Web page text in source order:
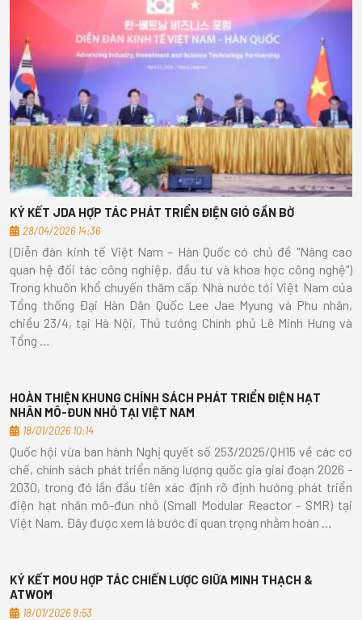
KÝ KẾT JDA HỢP TÁC PHÁT TRIỂN ĐIỆN GIÓ GẦN BỜ
28/04/2026 14:36
(Diễn đàn kinh tế Việt Nam – Hàn Quốc có chủ đề "Nâng cao
quan hệ đối tác công nghiệp, đầu tư và khoa học công nghệ")
Trong khuôn khổ chuyến thăm cấp Nhà nước tới Việt Nam của
Tổng thống Đại Hàn Dân Quốc Lee Jae Myung và Phu nhân,
chiều 23/4, tại Hà Nội, Thủ tướng Chính phủ Lê Minh Hưng và
Tổng …
HOÀN THIỆN KHUNG CHÍNH SÁCH PHÁT TRIỂN ĐIỆN HẠT
NHÂN MÔ-ĐUN NHỎ TẠI VIỆT NAM
18/01/2026 10:14
Quốc hội vừa ban hành Nghị quyết số 253/2025/QH15 về các cơ
chế, chính sách phát triển năng lượng quốc gia giai đoạn 2026 -
2030, trong đó lần đầu tiên xác định rõ định hướng phát triển
điện hạt nhân mô-đun nhỏ (Small Modular Reactor - SMR) tại
Việt Nam. Đây được xem là bước đi quan trọng nhằm hoàn …
KÝ KẾT MOU HỢP TÁC CHIẾN LƯỢC GIỮA MINH THẠCH &
ATWOM
18/01/2026 9:53